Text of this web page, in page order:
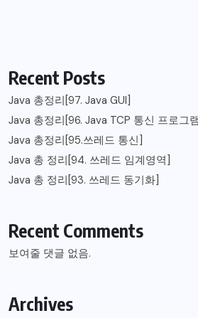
Recent Posts
Java 총정리[97. Java GUI]
Java 총정리[96. Java TCP 통신 프로그
Java 총정리[95.쓰레드 통신]
Java 총 정리[94. 쓰레드 임계영역]
Java 총 정리[93. 쓰레드 동기화]
Recent Comments
보여줄 댓글 없음.
Archives